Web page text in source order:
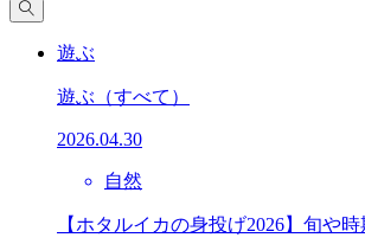
遊ぶ
遊ぶ （すべて）
2026.04.30
自然
【ホタルイカの身投げ2026】旬や